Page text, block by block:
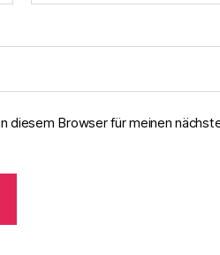
diesem Browser für meinen